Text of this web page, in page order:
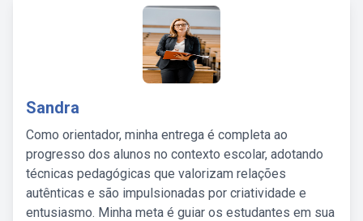
Sandra
Como orientador, minha entrega é completa ao
progresso dos alunos no contexto escolar, adotando
técnicas pedagógicas que valorizam relações
autênticas e são impulsionadas por criatividade e
entusiasmo. Minha meta é guiar os estudantes em sua